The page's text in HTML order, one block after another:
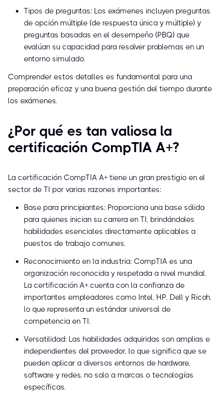
Tipos de preguntas: Los exámenes incluyen preguntas
de opción múltiple (de respuesta única y múltiple) y
preguntas basadas en el desempeño (PBQ) que
evalúan su capacidad para resolver problemas en un
entorno simulado.
Comprender estos detalles es fundamental para una
preparación eficaz y una buena gestión del tiempo durante
los exámenes.
¿Por qué es tan valiosa la
certificación CompTIA A+?
La certificación CompTIA A+ tiene un gran prestigio en el
sector de TI por varias razones importantes:
Base para principiantes: Proporciona una base sólida
para quienes inician su carrera en TI, brindándoles
habilidades esenciales directamente aplicables a
puestos de trabajo comunes.
Reconocimiento en la industria: CompTIA es una
organización reconocida y respetada a nivel mundial.
La certificación A+ cuenta con la confianza de
importantes empleadores como Intel, HP, Dell y Ricoh,
lo que representa un estándar universal de
competencia en TI.
Versatilidad: Las habilidades adquiridas son amplias e
independientes del proveedor, lo que significa que se
pueden aplicar a diversos entornos de hardware,
software y redes, no solo a marcas o tecnologías
específicas.